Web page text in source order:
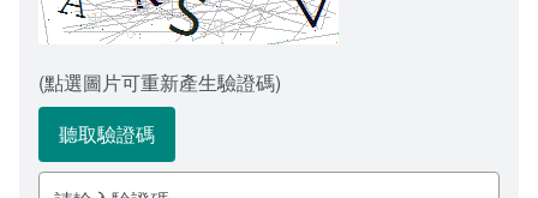
(點選圖片可重新產生驗證碼)
聽取驗證碼